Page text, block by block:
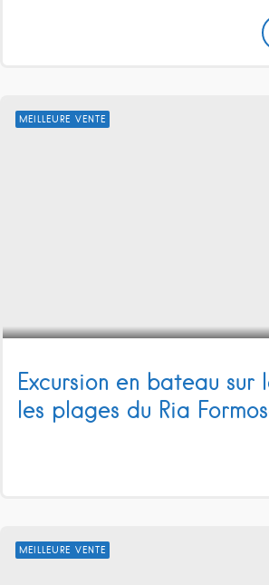
MEILLEURE VENTE
Excursion en bateau sur
les plages du Ria
MEILLEURE VENTE